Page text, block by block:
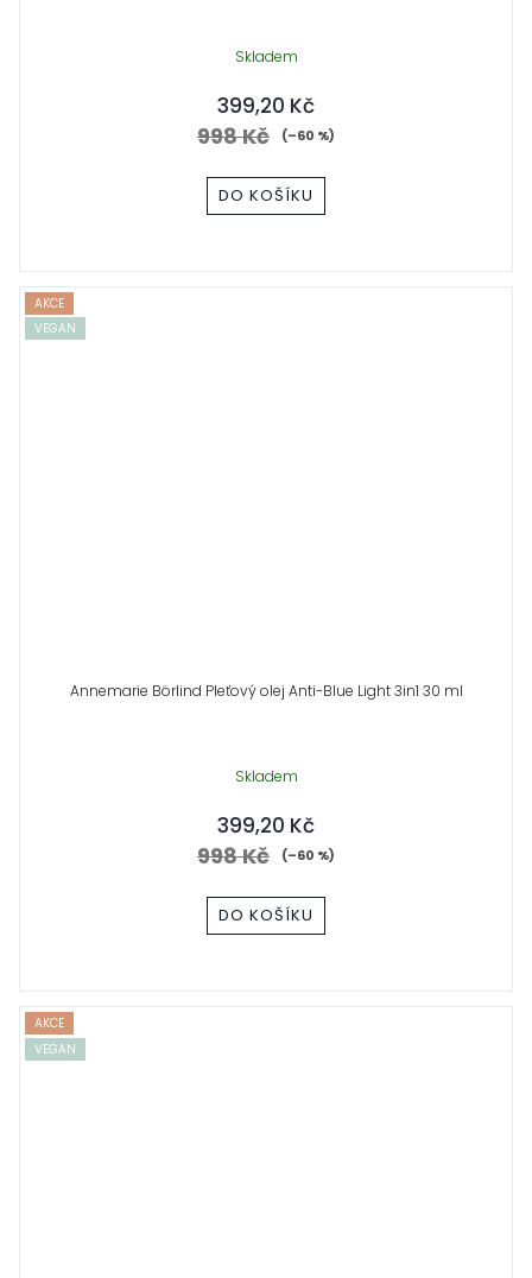
Skladem
399,20 Kč
998 Kč (–60 %)
DO KOŠÍKU
AKCE
VEGAN
Annemarie Börlind Pleťový olej Anti-Blue Light 3in1 30 ml
Skladem
399,20 Kč
998 Kč (–60 %)
DO KOŠÍKU
AKCE
VEGAN